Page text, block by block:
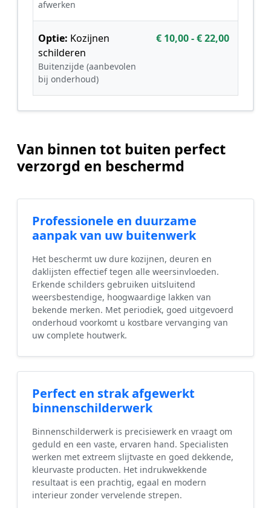
afwerken
Optie: Kozijnen
schilderen
Buitenzijde (aanbevolen
bij onderhoud)
€ 10,00 - € 22,00
Van binnen tot buiten perfect
verzorgd en beschermd
Professionele en duurzame
aanpak van uw buitenwerk
Het beschermt uw dure kozijnen, deuren en
daklijsten effectief tegen alle weersinvloeden.
Erkende schilders gebruiken uitsluitend
weersbestendige, hoogwaardige lakken van
bekende merken. Met periodiek, goed uitgevoerd
onderhoud voorkomt u kostbare vervanging van
uw complete houtwerk.
Perfect en strak afgewerkt
binnenschilderwerk
Binnenschilderwerk is precisiewerk en vraagt om
geduld en een vaste, ervaren hand. Specialisten
werken met extreem slijtvaste en goed dekkende,
kleurvaste producten. Het indrukwekkende
resultaat is een prachtig, egaal en modern
interieur zonder vervelende strepen.